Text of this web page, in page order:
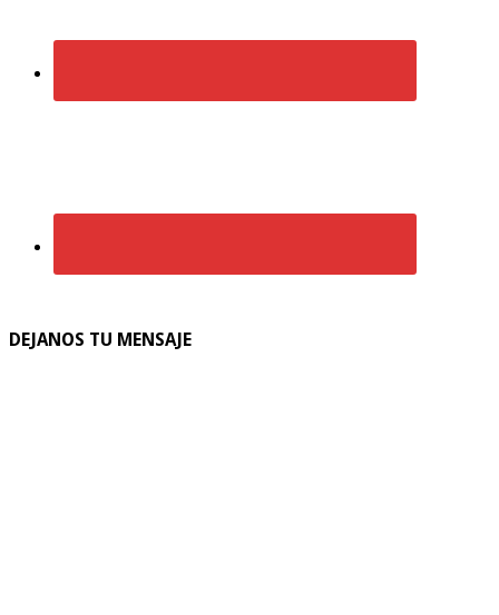
DEJANOS TU MENSAJE